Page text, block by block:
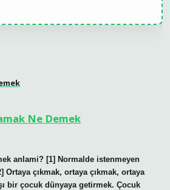
Ne Demek
anlami? [1] Normalde istenmeyen
Ortaya çıkmak, ortaya çıkmak, ortaya
bir çocuk dünyaya getirmek. Çocuk